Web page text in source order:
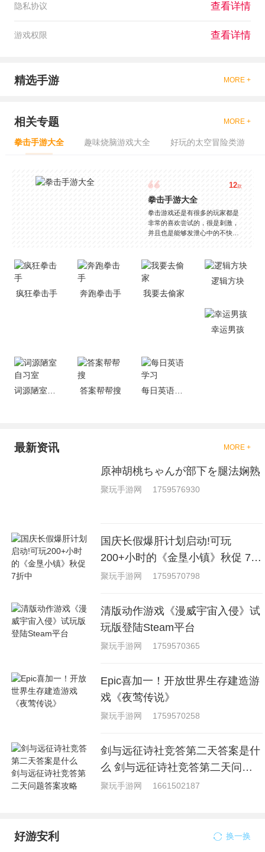
隐私协议 查看详情
游戏权限 查看详情
精选手游 MORE +
相关专题 MORE +
拳击手游大全 趣味烧脑游戏大全 好玩的太空冒险类游
12款
拳击手游大全
拳击游戏还是有很多的玩家都是
非常的喜欢尝试的，很是刺激，
并且也是能够发泄心中的不快
是一些格斗的游戏，其实是非常
的有趣，也是相当的刺激的，游
戏中是有一些不同的场景都是能
够去进行体验的，我们也是能够
就是收集了一些有意思的拳击游
戏，相信你们一定会喜欢的。
疯狂拳击手 奔跑拳击手 我要去偷家
逻辑方块
幸运男孩
答案帮帮搜 每日英语学习
最新资讯 MORE +
原神胡桃ちゃんが部下を腿法娴熟
聚玩手游网 1759576930
国庆长假爆肝计划启动!可玩
200+小时的《金垦小镇》秋促 7折
中
聚玩手游网 1759570798
清版动作游戏《漫威宇宙入侵》试
玩版登陆Steam平台
聚玩手游网 1759570365
Epic喜加一！开放世界生存建造游
戏《夜莺传说》
聚玩手游网 1759570258
剑与远征诗社竞答第二天答案是什
么 剑与远征诗社竞答第二天问题
答案攻略
聚玩手游网 1661502187
好游安利 换一换